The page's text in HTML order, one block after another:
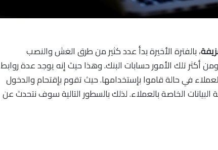
، بالفترة الأخيرة بدأ عدد كثير من طرق الغش والنصب
أكثر تلك الأمور حسابات البنك. وهذا حيث إنه يوجد عدة روابط
في حالة قاموا بإستخدامها. حيث تقوم بإقتحام والدخول
الخاصة بالعملاء. لذلك بالسطور التالية سوف نتحدث عن